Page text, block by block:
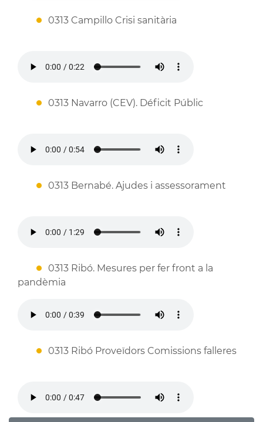
0313 Campillo Crisi sanitària
0313 Navarro (CEV). Déficit Públic
0313 Bernabé. Ajudes i assessorament
0313 Ribó. Mesures per fer front a la
pandèmia
0313 Ribó Proveïdors Comissions falleres